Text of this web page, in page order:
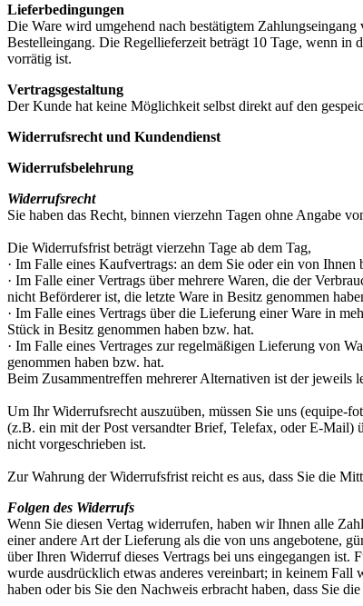
Lieferbedingungen
Die Ware wird umgehend nach bestätigtem
Bestelleingang. Die Regellieferzeit beträgt 10 Tage, wenn in
vorrätig ist.
Vertragsgestaltung
Der Kunde hat keine Möglichkeit selbst direkt auf den
Widerrufsrecht und Kundendienst
Widerrufsbelehrung
Widerrufsrecht
Sie haben das Recht, binnen vierzehn Tagen ohne Angabe
Die Widerrufsfrist beträgt vierzehn Tage ab dem Tag,
· Im Falle eines Kaufvertrags: an dem Sie oder ein von
· Im Falle einer Vertrags über mehrere Waren, die der
nicht Beförderer ist, die letzte Ware in Besitz genommen
· Im Falle eines Vertrags über die Lieferung einer Ware in
Stück in Besitz genommen haben bzw. hat.
· Im Falle eines Vertrages zur regelmäßigen Lieferung von
genommen haben bzw. hat.
Beim Zusammentreffen mehrerer Alternativen ist der jeweils
Um Ihr Widerrufsrecht auszuüben, müssen Sie uns (equipe-
(z.B. ein mit der Post versandter Brief, Telefax, oder E-Mail)
nicht vorgeschrieben ist.
Zur Wahrung der Widerrufsfrist reicht es aus, dass Sie die
Folgen des Widerrufs
Wenn Sie diesen Vertag widerrufen, haben wir Ihnen alle
einer andere Art der Lieferung als die von uns angebotene,
über Ihren Widerruf dieses Vertrags bei uns eingegangen ist.
wurde ausdrücklich etwas anderes vereinbart; in keinem
haben oder bis Sie den Nachweis erbracht haben, dass Sie